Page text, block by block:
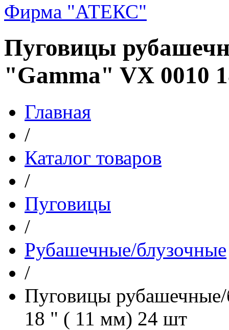
Фирма "АТЕКС"
Пуговицы
"Gamma" VX 0010
Главная
/
Каталог товаров
/
Пуговицы
/
Рубашечные/блузочные
/
Пуговицы
18 " ( 11 мм) 24 шт